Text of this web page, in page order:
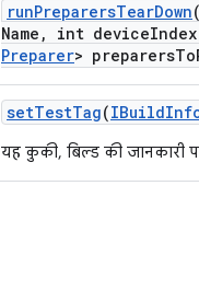
runPreparersTearDown(
Name , int deviceIndex
Preparer> preparersTo
setTestTag(IBuild
यह कुकी, बिल्ड की जानकारी